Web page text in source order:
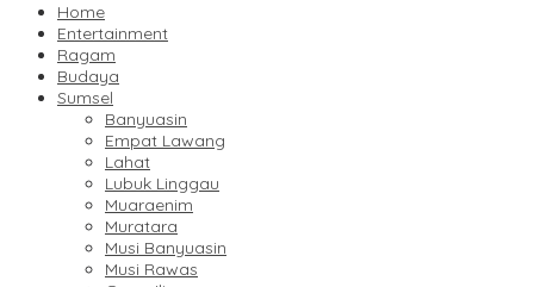
Home
Entertainment
Ragam
Budaya
Sumsel
Banyuasin
Empat Lawang
Lahat
Lubuk Linggau
Muaraenim
Muratara
Musi Banyuasin
Musi Rawas